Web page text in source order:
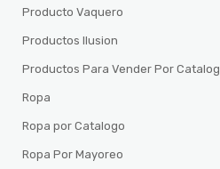
Producto Vaquero
Productos Ilusion
Productos Para Vender Por
Ropa
Ropa por Catalogo
Ropa Por Mayoreo